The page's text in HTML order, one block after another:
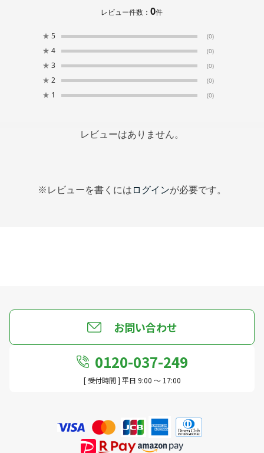
レビュー件数：0件
★ 5 (0)
★ 4 (0)
★ 3 (0)
★ 2 (0)
★ 1 (0)
レビューはありません。
※レビューを書くには ログインが必要です。
お問い合わせ
0120-037-249
[ 受付時間 ] 平日 9:00 ～ 17:00